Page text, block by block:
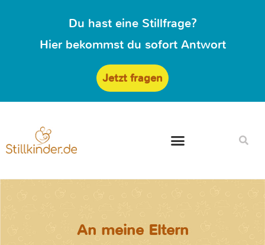
Du hast eine Stillfrage?
Hier bekommst du sofort Antwort
Jetzt fragen
An meine Eltern